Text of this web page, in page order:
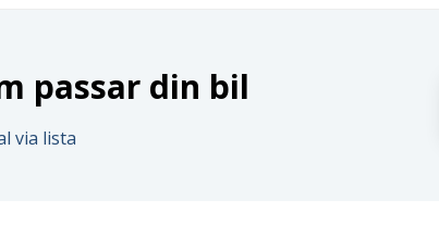
passar din bil
via lista